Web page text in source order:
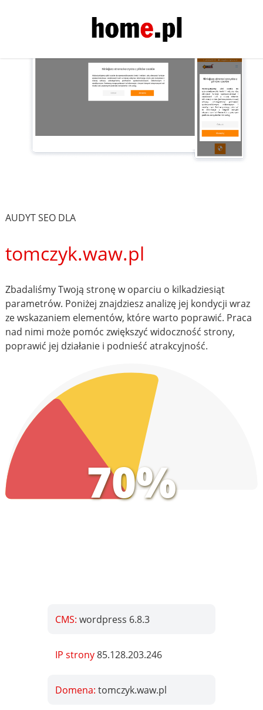
AUDYT SEO DLA
tomczyk.waw.pl
Zbadaliśmy Twoją stronę w oparciu o kilkadziesiąt
parametrów. Poniżej znajdziesz analizę jej kondycji wraz
ze wskazaniem elementów, które warto poprawić. Praca
nad nimi może pomóc zwiększyć widoczność strony,
poprawić jej działanie i podnieść atrakcyjność.
70%
CMS:wordpress 6.8.3
IP strony85.128.203.246
Domena:tomczyk.waw.pl